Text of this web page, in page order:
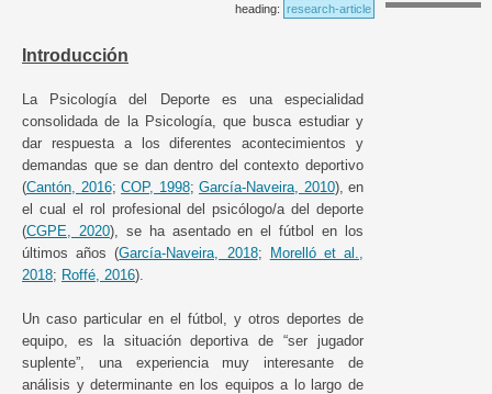
heading: research-article
Introducción
La Psicología del Deporte es una especialidad
consolidada de la Psicología, que busca estudiar y
dar respuesta a los diferentes acontecimientos y
demandas que se dan dentro del contexto deportivo
(Cantón, 2016; COP, 1998; García-Naveira, 2010), en
el cual el rol profesional del psicólogo/a del deporte
(CGPE, 2020), se ha asentado en el fútbol en los
últimos años (García-Naveira, 2018; Morelló et al.,
2018; Roffé, 2016).
Un caso particular en el fútbol, y otros deportes de
equipo, es la situación deportiva de “ser jugador
suplente”, una experiencia muy interesante de
análisis y determinante en los equipos a lo largo de